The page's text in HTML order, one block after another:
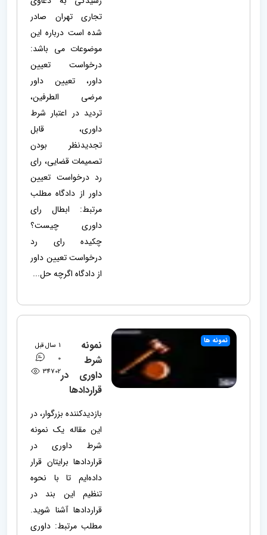
تجاری تهران صادر
شده است درباره این
موضوعات می باشد:
درخواست تعیین
داور، تعیین داور
مرضی الطرفین،
تردید در اعتبار شرط
داوری، قابل
تجدیدنظر بودن
تصمیمات قضایی، رای
رد درخواست تعیین
داور از دادگاه مطلب
مرتبط: ابطال رای
داوری چیست؟
چکیده رای رد
درخواست تعیین داور
از دادگاه اگرچه حل...
نمونه ها
نمونه
شرط
داوری در
قراردادها
1 سال قبل
0
34702
بازدیدکننده بزرگوار، در
این مقاله یک نمونه
شرط داوری در
قراردادها برایتان قرار
داده‌ایم تا با نحوه
تنظیم این بند در
قراردادها آشنا شوید.
مطلب مرتبط: داوری